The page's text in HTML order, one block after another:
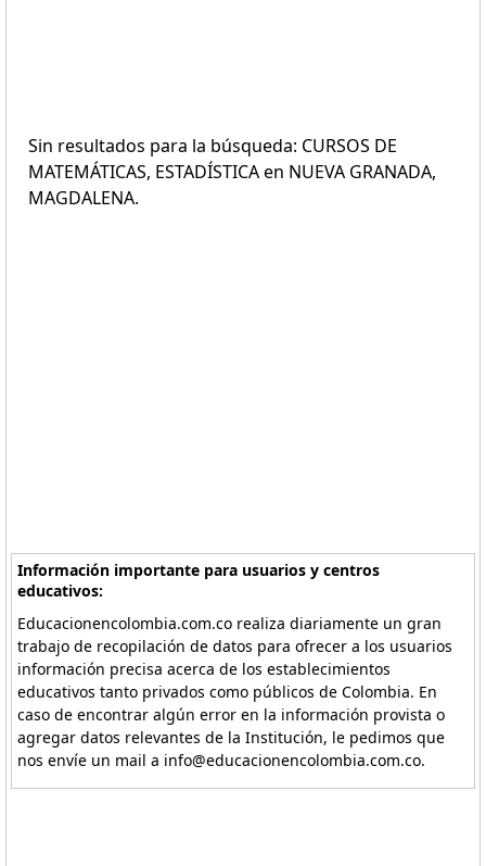
Sin resultados para la búsqueda: CURSOS DE
MATEMÁTICAS, ESTADÍSTICA en NUEVA GRANADA,
MAGDALENA.
Información importante para usuarios y centros
educativos:
Educacionencolombia.com.co realiza diariamente un gran
trabajo de recopilación de datos para ofrecer a los usuarios
información precisa acerca de los establecimientos
educativos tanto privados como públicos de Colombia. En
caso de encontrar algún error en la información provista o
agregar datos relevantes de la Institución, le pedimos que
nos envíe un mail a info@educacionencolombia.com.co.